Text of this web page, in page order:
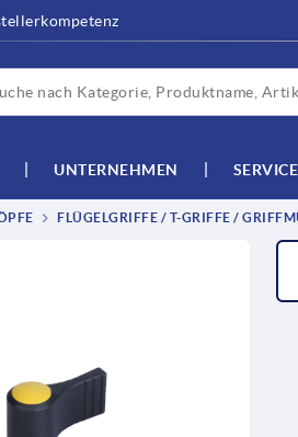
UNTERNEHMEN SERVICE
FLÜGELGRIFFE / T-GRIFFE /